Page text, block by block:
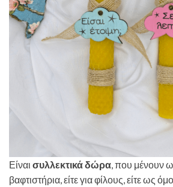
Είναι συλλεκτικά δώρα , που μένουν
βαφτιστήρια, είτε για φίλους, είτε ως